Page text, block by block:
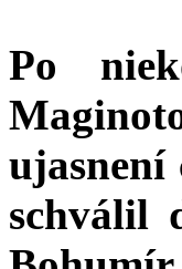
Po
ujasnení
schválil